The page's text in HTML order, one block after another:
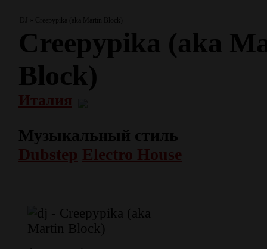
DJ » Creepypika (aka Martin Block)
Creepypika (aka
Block)
Италия
Музыкальный стиль
Dubstep Electro House